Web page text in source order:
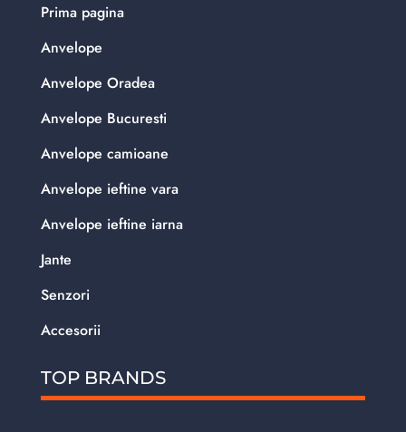
Prima pagina
Anvelope
Anvelope Oradea
Anvelope Bucuresti
Anvelope camioane
Anvelope ieftine vara
Anvelope ieftine iarna
Jante
Senzori
Accesorii
TOP BRANDS